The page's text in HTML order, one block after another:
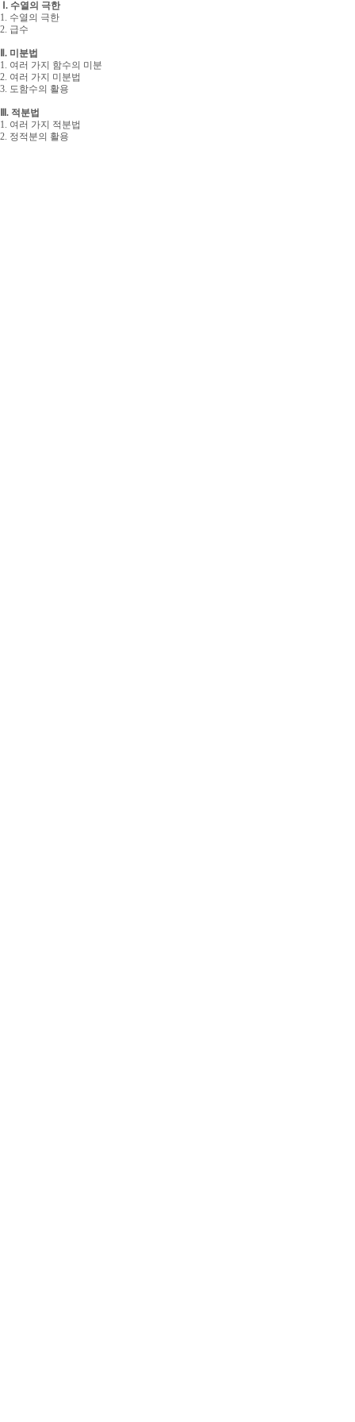
Ⅰ. 수열의 극한
1. 수열의 극한
2. 급수
Ⅱ. 미분법
1. 여러 가지 함수의 미분
2. 여러 가지 미분법
3. 도함수의 활용
Ⅲ. 적분법
1. 여러 가지 적분법
2. 정적분의 활용